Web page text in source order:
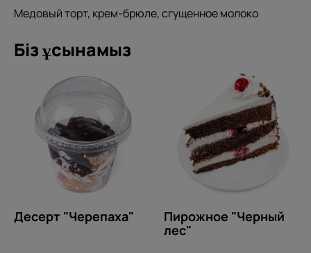
Медовый торт, крем-брюле, сгущенное молоко
Біз ұсынамыз
Десерт "Черепаха"
Пирожное "Черный
лес"